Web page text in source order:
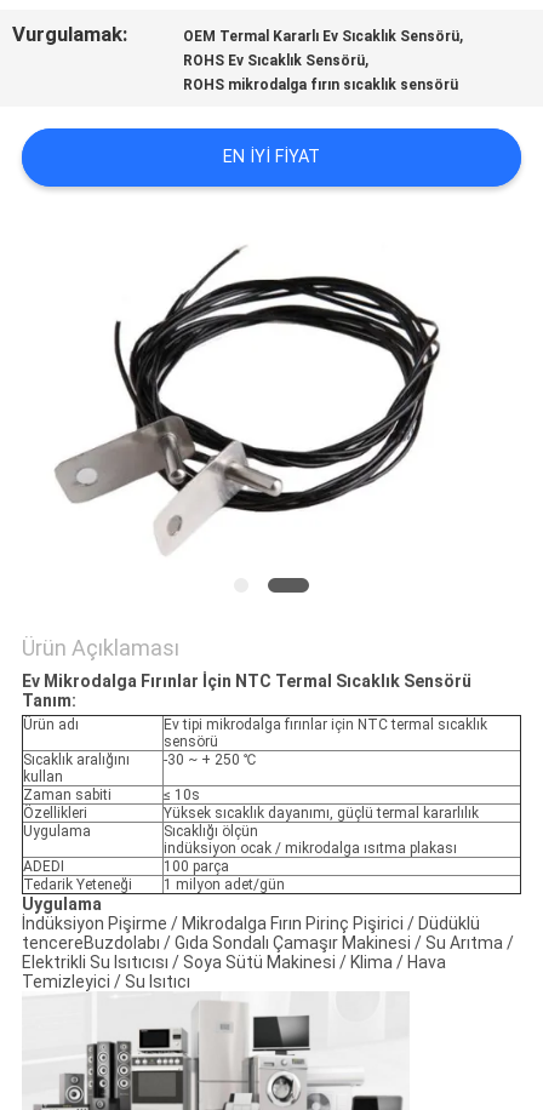
BIR
HARITASI
Vurgulamak:
OEM Termal Kararlı Ev Sıcaklık Sensörü,
ROHS Ev Sıcaklık Sensörü,
ROHS mikrodalga fırın sıcaklık sensörü
EN IYI FIYAT
Ürün Açıklaması
Ev Mikrodalga Fırınlar İçin NTC Termal Sıcaklık Sensörü
Tanım:
Ürün adı
Ev tipi mikrodalga fırınlar için NTC termal sıcaklık
sensörü
Sıcaklık aralığını
kullan
-30 ~ + 250 ℃
Zaman sabiti
≤ 10s
Özellikleri
Yüksek sıcaklık dayanımı, güçlü termal kararlılık
Uygulama
Sıcaklığı ölçün
indüksiyon ocak / mikrodalga ısıtma plakası
ADEDI
100 parça
Tedarik Yeteneği
1 milyon adet/gün
Uygulama
İndüksiyon Pişirme / Mikrodalga Fırın Pirinç Pişirici / Düdüklü
tencereBuzdolabı / Gıda Sondalı Çamaşır Makinesi / Su Arıtma /
Elektrikli Su Isıtıcısı / Soya Sütü Makinesi / Klima / Hava
Temizleyici / Su Isıtıcı